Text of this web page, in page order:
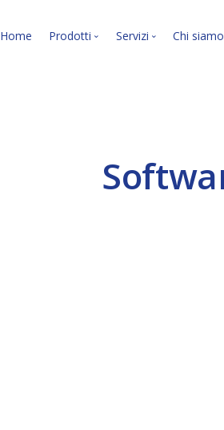
Home Prodotti
Le
Servizi
I
Chi siamo